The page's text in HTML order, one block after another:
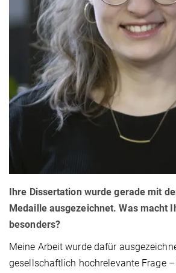
Ihre Dissertation wurde gerade mit
Medaille ausgezeichnet. Was macht
besonders?
Meine Arbeit wurde dafür
gesellschaftlich hochrelevante Frage